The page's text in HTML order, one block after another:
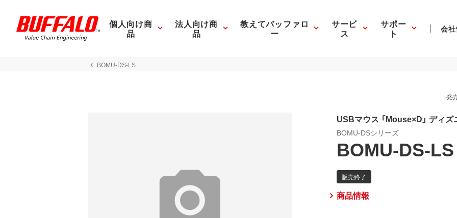
個人向け商
品
法人向け商
品
教えてバッファロ
ー
サービ
ス
サポー
ト 会
BOMU-DS-LS
発
USBマウス 「Mouse×D」 ディ
BOMU-DSシリーズ
BOMU-DS-LS
商品情報